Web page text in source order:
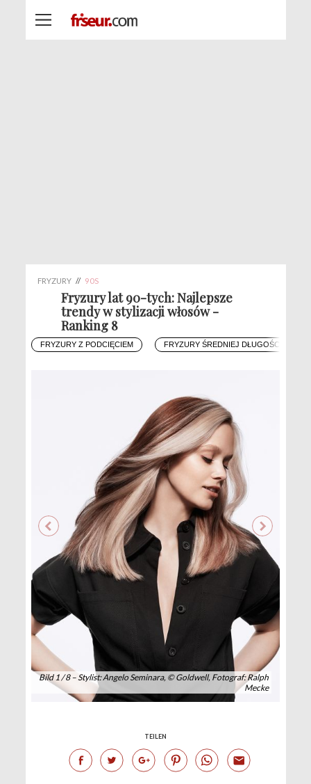
FRYZURY // 90S
Fryzury lat 90-tych: Najlepsze
trendy w stylizacji włosów -
Ranking 8
FRYZURY Z PODCIĘCIEM FRYZURY ŚREDNIEJ DŁUGOŚCI
Bild 1 / 8 – Stylist: Angelo Seminara, © Goldwell, Fotograf: Ralph
Mecke
TEILEN